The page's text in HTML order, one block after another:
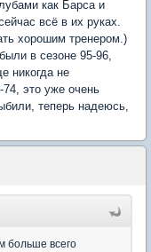
как Барса и
всё в их руках.
хорошим тренером.)
в сезоне 95-96,
никогда не
это уже очень
теперь надеюсь,
больше всего